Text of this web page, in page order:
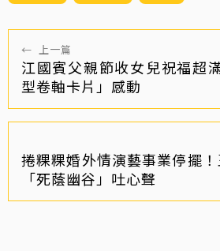
← 上一篇
江國賓父親節收女兒祝福
型卷軸卡片」感動
捲粿粿婚外情演藝事業停擺
「死蔭幽谷」吐心聲